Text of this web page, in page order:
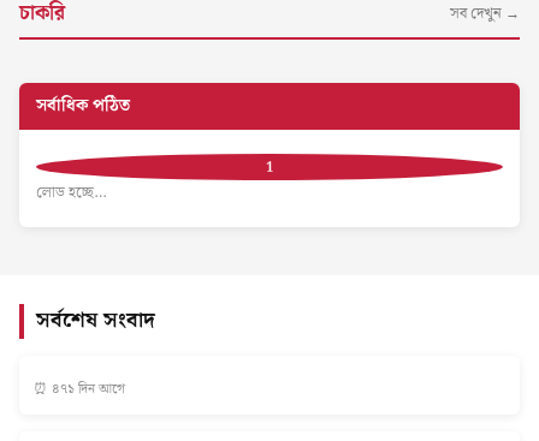
চাকরি সব দেখুন →
সর্বাধিক পঠিত
লোড হচ্ছে…
সর্বশেষ সংবাদ
⏰ ৪৭১ দিন আগে